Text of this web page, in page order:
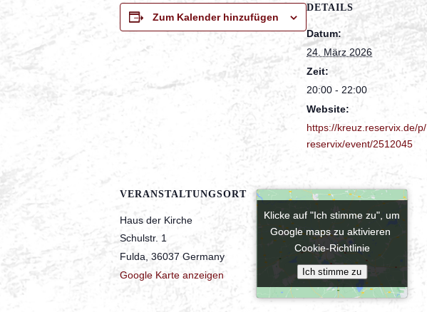
Zum Kalender hinzufügen
DETAILS
Datum:
24. März 2026
Zeit:
20:00 - 22:00
Website:
https://kreuz.reservix.de/p/
reservix/event/2512045
VERANSTALTUNGSORT
Haus der Kirche
Schulstr. 1
Fulda 36037 Germany
Google Karte anzeigen
Klicke auf "Ich stimme zu", um
Google maps zu aktivieren
Cookie-Richtlinie
Ich stimme zu
Klicke auf "Ich stimme zu", um
Google maps zu aktivieren
Cookie-Richtlinie
Ich stimme zu